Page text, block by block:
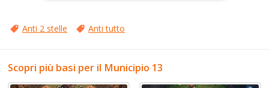
Anti 2 stelle Anti tutto
Scopri più basi per il Municipio 13